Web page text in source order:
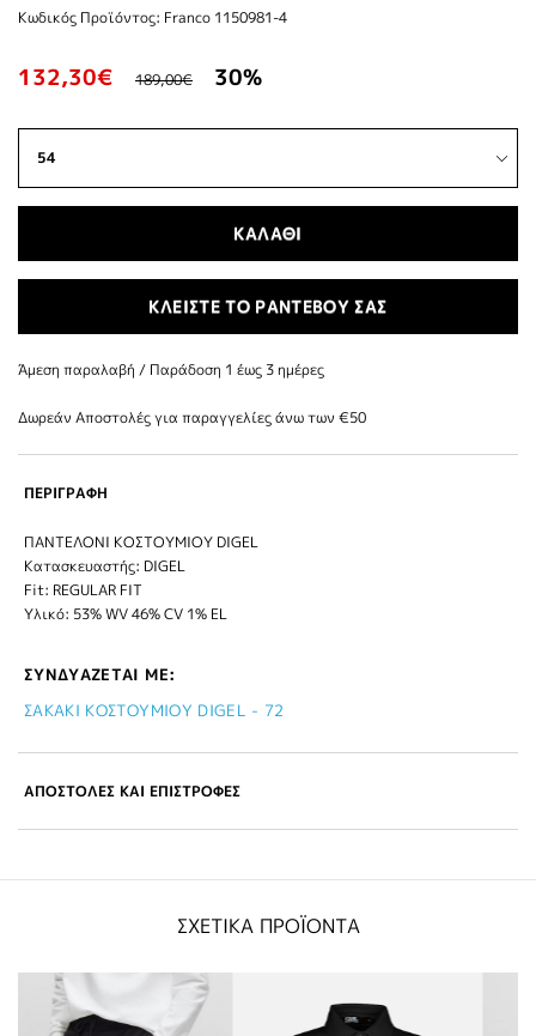
Κωδικός Προϊόντος: Franco 1150981-4
132,30€ 189,00€ 30%
ΚΑΛΑΘΙ
ΚΛΕΙΣΤΕ ΤΟ ΡΑΝΤΕΒΟΥ ΣΑΣ
Άμεση παραλαβή / Παράδoση 1 έως 3 ημέρες
Δωρεάν Αποστολές για παραγγελίες άνω των €50
ΠΕΡΙΓΡΑΦΗ
ΠΑΝΤΕΛΟΝΙ ΚΟΣΤΟΥΜΙΟΥ DIGEL
Κατασκευαστής: DIGEL
Fit: REGULAR FIT
Υλικό: 53% WV 46% CV 1% EL
ΣΥΝΔΥΑΖΕΤΑΙ ΜΕ:
ΣΑΚΑΚΙ ΚΟΣΤΟΥΜΙΟΥ DIGEL - 72
ΑΠΟΣΤΟΛΕΣ ΚΑΙ ΕΠΙΣΤΡΟΦΕΣ
ΣΧΕΤΙΚΑ ΠΡΟΪΟΝΤΑ